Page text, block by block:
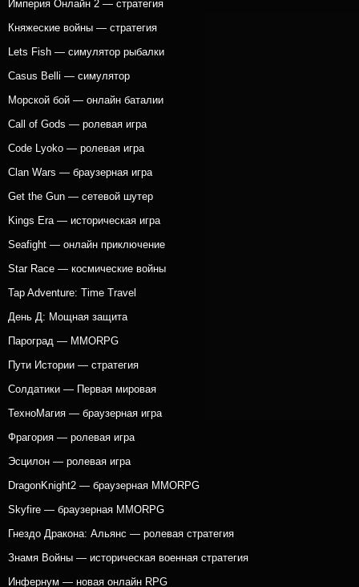
Империя Онлайн 2 — стратегия
Княжеские войны — стратегия
Lets Fish — симулятор рыбалки
Casus Belli — симулятор
Морской бой — онлайн баталии
Call of Gods — ролевая игра
Code Lyoko — ролевая игра
Clan Wars — браузерная игра
Get the Gun — сетевой шутер
Kings Era — историческая игра
Seafight — онлайн приключение
Star Race — космические войны
Tap Adventure: Time Travel
День Д: Мощная защита
Пароград — MMORPG
Пути Истории — стратегия
Солдатики — Первая мировая
ТехноМагия — браузерная игра
Фрагория — ролевая игра
Эсцилон — ролевая игра
DragonKnight2 — браузерная MMORPG
Skyfire — браузерная MMORPG
Гнездо Дракона: Альянс — ролевая стратегия
Знамя Войны — историческая военная стратегия
Инфернум — новая онлайн RPG